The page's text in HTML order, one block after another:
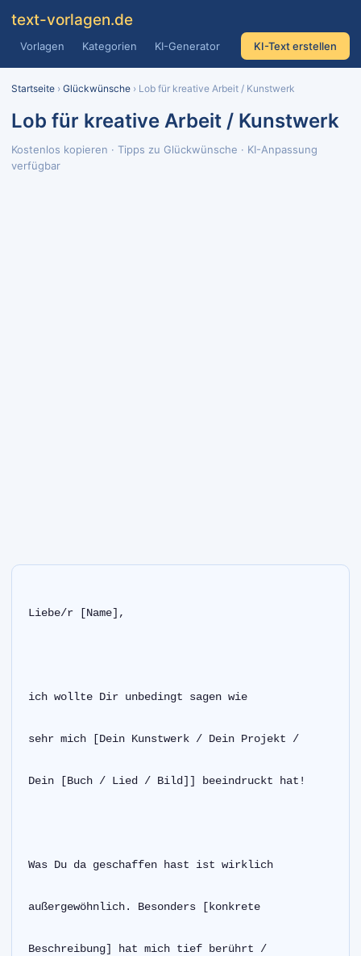
text-vorlagen.de
Vorlagen Kategorien KI-Generator KI-Text erstellen
Startseite › Glückwünsche › Lob für kreative Arbeit / Kunstwerk
Lob für kreative Arbeit / Kunstwerk
Kostenlos kopieren · Tipps zu Glückwünsche · KI-Anpassung
verfügbar
Liebe/r [Name],
ich wollte Dir unbedingt sagen wie
sehr mich [Dein Kunstwerk / Dein Projekt /
Dein [Buch / Lied / Bild]] beeindruckt hat!
Was Du da geschaffen hast ist wirklich
außergewöhnlich. Besonders [konkrete
Beschreibung] hat mich tief berührt /